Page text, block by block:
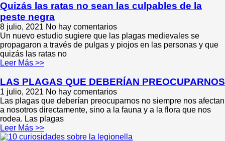
Quizás las ratas no sean las culpables de la
peste negra
8 julio, 2021 No hay comentarios
Un nuevo estudio sugiere que las plagas medievales se
propagaron a través de pulgas y piojos en las personas y que
quizás las ratas no
Leer Más >>
LAS PLAGAS QUE DEBERÍAN PREOCUPARNOS
1 julio, 2021 No hay comentarios
Las plagas que deberían preocuparnos no siempre nos afectan
a nosotros directamente, sino a la fauna y a la flora que nos
rodea. Las plagas
Leer Más >>